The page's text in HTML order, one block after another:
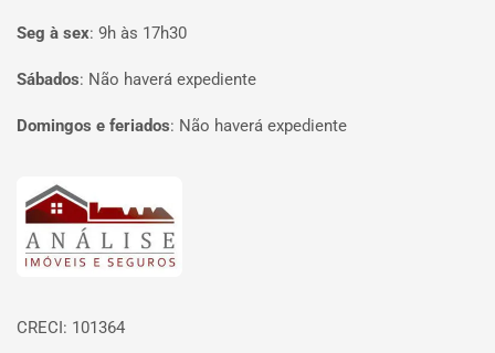
Seg à sex: 9h às 17h30
Sábados: Não haverá expediente
Domingos e feriados: Não haverá expediente
Página inicial
CRECI: 101364